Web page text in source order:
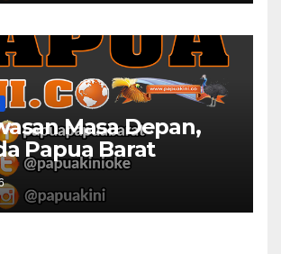
Masa Depan,
Papua Barat
Publik RKPD 2027